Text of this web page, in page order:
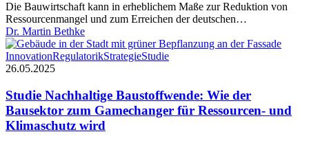
Baustoffwende
ist
Die Bauwirtschaft kann in erheblichem Maße zur Reduktion von
Ressourcenmangel und zum Erreichen der deutschen…
Dr. Martin Bethke
Studie
Nachhaltige
Wie
der
Bausektor
zum
InnovationRegulatorikStrategieStudie
26.05.2025
Studie Nachhaltige Baustoffwende: Wie der
Bausektor zum Gamechanger für Ressourcen- und
Klimaschutz wird